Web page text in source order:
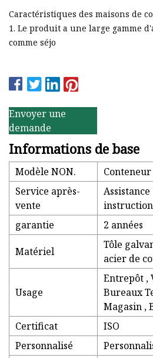
Caractéristiques des maisons de
1. Le produit a une large gamme
comme séjo
Envoyer une
demande
Informations de base
Modèle NON.
Service après-
vente
garantie
2 années
Matériel
Tôle
acier de
Usage
Entrepôt ,
Bureaux
Magasin ,
Certificat
ISO
Personnalisé